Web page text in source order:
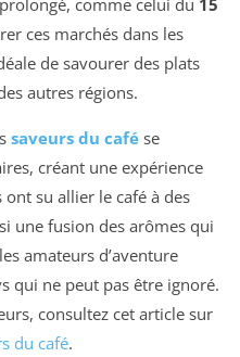
comme celui du 15
ces marchés dans les
de savourer des plats
autres régions.
saveurs du café se
créant une expérience
su allier le café à des
une fusion des arômes qui
amateurs d’aventure
qui ne peut pas être ignoré.
consultez cet article sur
du café.